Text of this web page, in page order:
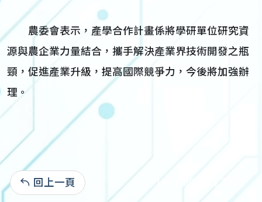
農委會表示，產學合作計畫係將學研單位研究資
源與農企業力量結合，攜手解決產業界技術開發之瓶
頸，促進產業升級，提高國際競爭力，今後將加強辦
理。
回上一頁 -1911-00-00:1,777